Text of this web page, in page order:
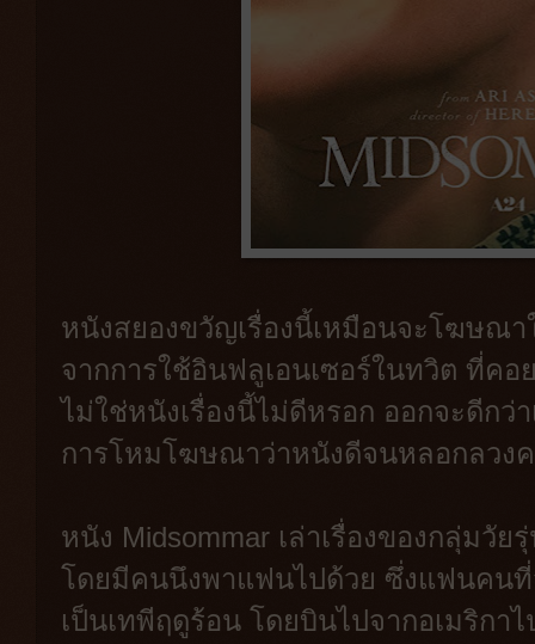
หนังสยองขวัญเรื่องนี้เหมือนจะโฆษณ
จากการใช้อินฟลูเอนเซอร์ในทวิต ที่คอ
ไม่ใช่หนังเรื่องนี้ไม่ดีหรอก ออกจะดีกว่
การโหมโฆษณาว่าหนังดีจนหลอกลวง
หนัง Midsommar เล่าเรื่องของกลุ่มวั
โดยมีคนนึงพาแฟนไปด้วย ซึ่งแฟนคนที่
เป็นเทพีฤดูร้อน โดยบินไปจากอเมริกา